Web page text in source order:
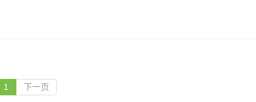
1 下一页